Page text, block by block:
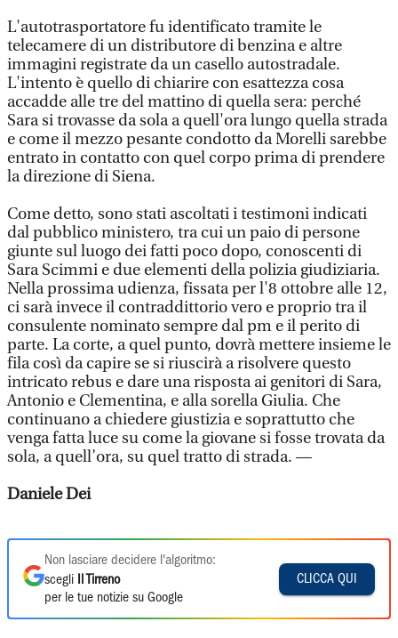
L'autotrasportatore fu identificato tramite le
telecamere di un distributore di benzina e altre
immagini registrate da un casello autostradale.
L'intento è quello di chiarire con esattezza cosa
accadde alle tre del mattino di quella sera: perché
Sara si trovasse da sola a quell'ora lungo quella strada
e come il mezzo pesante condotto da Morelli sarebbe
entrato in contatto con quel corpo prima di prendere
la direzione di Siena.
Come detto, sono stati ascoltati i testimoni indicati
dal pubblico ministero, tra cui un paio di persone
giunte sul luogo dei fatti poco dopo, conoscenti di
Sara Scimmi e due elementi della polizia giudiziaria.
Nella prossima udienza, fissata per l'8 ottobre alle 12,
ci sarà invece il contraddittorio vero e proprio tra il
consulente nominato sempre dal pm e il perito di
parte. La corte, a quel punto, dovrà mettere insieme le
fila così da capire se si riuscirà a risolvere questo
intricato rebus e dare una risposta ai genitori di Sara,
Antonio e Clementina, e alla sorella Giulia. Che
continuano a chiedere giustizia e soprattutto che
venga fatta luce su come la giovane si fosse trovata da
sola, a quell’ora, su quel tratto di strada. —
Daniele Dei
Non lasciare decidere l'algoritmo:
scegli
Il Tirreno
per le tue notizie su Google
CLICCA QUI